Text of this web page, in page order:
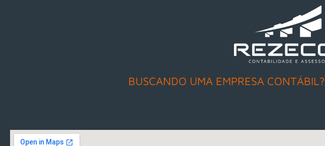
BUSCANDO UMA EMPRESA CONTÁBIL?